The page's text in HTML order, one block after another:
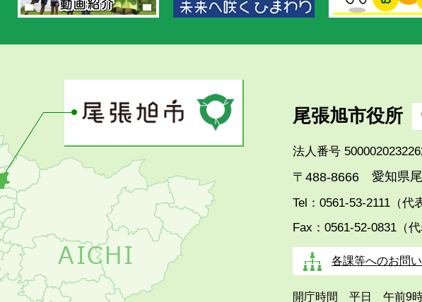
尾張旭市役所
法人番号
〒488-8666 愛知県
Tel：0561-53-2111（代
Fax：0561-52-0831（
各課等へのお問
開庁時間 平日 午前9時